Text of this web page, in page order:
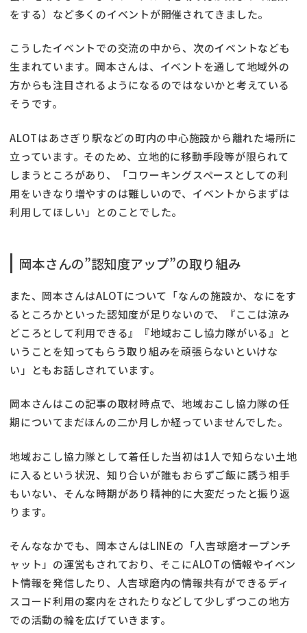
をする）など多くのイベントが開催されてきました。
こうしたイベントでの交流の中から、次のイベントなども
生まれています。岡本さんは、イベントを通して地域外の
方からも注目されるようになるのではないかと考えている
そうです。
ALOTはあさぎり駅などの町内の中心施設から離れた場所に
立っています。そのため、立地的に移動手段等が限られて
しまうところがあり、「コワーキングスペースとしての利
用をいきなり増やすのは難しいので、イベントからまずは
利用してほしい」とのことでした。
岡本さんの”認知度アップ”の取り組み
また、岡本さんはALOTについて「なんの施設か、なにをす
るところかといった認知度が足りないので、『ここは涼み
どころとして利用できる』『地域おこし協力隊がいる』と
いうことを知ってもらう取り組みを頑張らないといけな
い」ともお話しされています。
岡本さんはこの記事の取材時点で、地域おこし協力隊の任
期についてまだほんの二か月しか経っていませんでした。
地域おこし協力隊として着任した当初は1人で知らない土地
に入るという状況、知り合いが誰もおらずご飯に誘う相手
もいない、そんな時期があり精神的に大変だったと振り返
ります。
そんななかでも、岡本さんはLINEの「人吉球磨オープンチ
ャット」の運営もされており、そこにALOTの情報やイベン
ト情報を発信したり、人吉球磨内の情報共有ができるディ
スコード利用の案内をされたりなどして少しずつこの地方
での活動の輪を広げていきます。